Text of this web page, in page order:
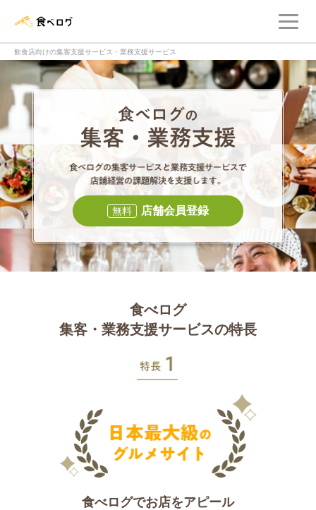
飲食店向けの集客支援サービス・業務支援サービス
食べログの集客
食べログの集
無料 店舗会員登録
食べログ
集客・業務支援サービスの特長
食べログでお店をアピール